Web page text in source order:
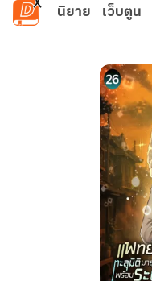
ข้ามไปยังเนื้อหาหลัก
นิยาย เว็บตูน